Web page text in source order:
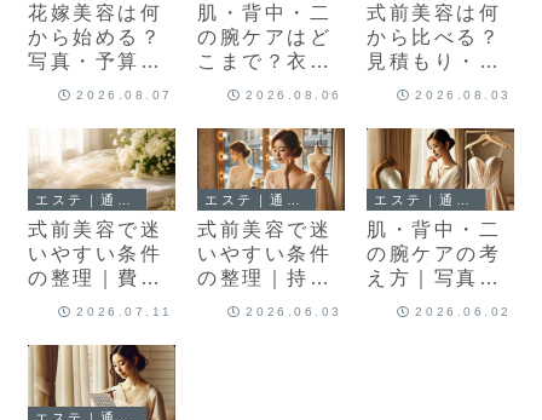
花嫁美容は何
から始める？
写真・予算・
通い方から決
2026.08.07
肌・背中・二
の腕ケアはど
こまで？衣装
と写真から優
2026.08.06
式前美容は何
から比べる？
見積もり・追
加費用・通い
つの判断軸
2026.08.03
エステ｜通常記事
式前美容で迷
いやすい条件
の整理｜費用
が不安な方へ
2026.07.11
エステ｜通常記事
式前美容で迷
いやすい条件
の整理｜持ち
込み・変更・
2026.06.03
エステ｜通常記事
肌・背中・二
の腕ケアの考
え方｜写真映
えで焦る前に
2026.06.02